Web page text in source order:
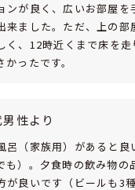
ンが良く、広いお部屋を
来ました。ただ、上の部
く、12時近くまで床を走
かったです。
性より
呂（家族用）があると良
も）。夕食時の飲み物の
が良いです（ビールも3